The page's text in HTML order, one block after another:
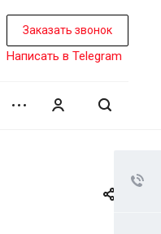
Заказать звонок
Написать в Telegram